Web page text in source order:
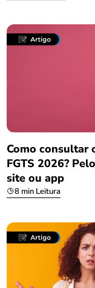
Como consultar
FGTS 2026?
site ou app
8 min Leitura